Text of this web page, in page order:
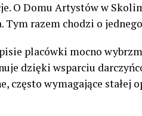
O Domu Artystów w
Tym razem chodzi o
placówki mocno
dzięki wsparciu
często wymagające stałej